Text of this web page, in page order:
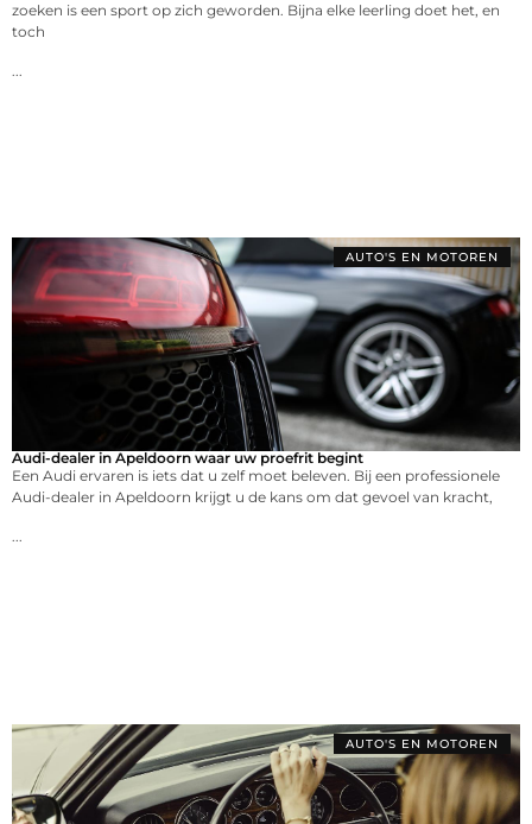
zoeken is een sport op zich geworden. Bijna elke leerling doet het, en
toch
AUTO'S EN MOTOREN
Audi-dealer in Apeldoorn waar uw proefrit begint
Een Audi ervaren is iets dat u zelf moet beleven. Bij een professionele
Audi-dealer in Apeldoorn krijgt u de kans om dat gevoel van kracht,
AUTO'S EN MOTOREN